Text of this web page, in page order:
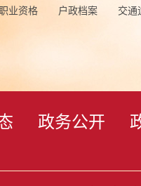
业资格
户政档案 交通
政务公开